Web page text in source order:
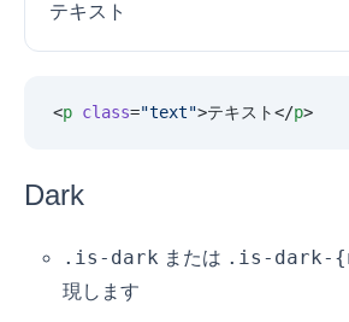
テキスト
<p class="text">テキスト</p>
Dark
.is-dark または .is-dark-
現します